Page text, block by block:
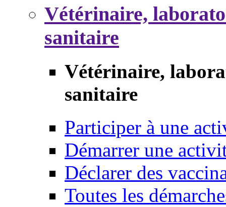
Vétérinaire,
sanitaire
Vétérinaire,
sanitaire
Participer à une
Démarrer une
Déclarer des
Toutes les